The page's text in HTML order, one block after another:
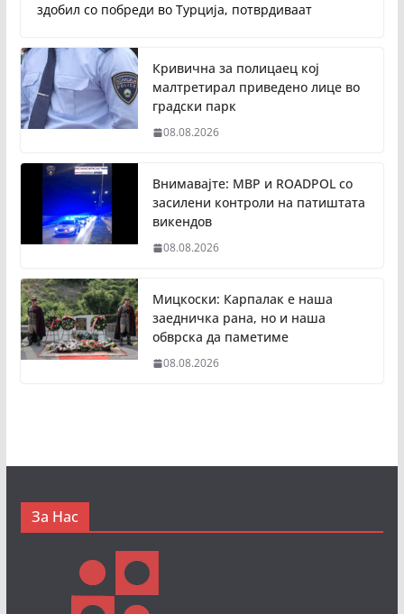
здобил со побреди во Турција, потврдиваат
Кривична за полицаец кој
малтретирал приведено лице во
градски парк
08.08.2026
Внимавајте: МВР и ROADPOL со
засилени контроли на патиштата
викендов
08.08.2026
Мицкоски: Карпалак е наша
заедничка рана, но и наша
обврска да паметиме
08.08.2026
За Нас